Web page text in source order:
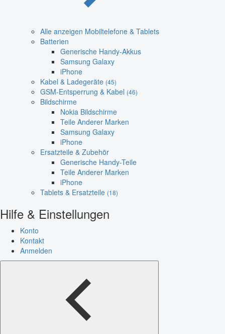
Alle anzeigen Mobiltelefone & Tablets
Batterien
Generische Handy-Akkus
Samsung Galaxy
iPhone
Kabel & Ladegeräte (45)
GSM-Entsperrung & Kabel (46)
Bildschirme
Nokia Bildschirme
Teile Anderer Marken
Samsung Galaxy
iPhone
Ersatzteile & Zubehör
Generische Handy-Teile
Teile Anderer Marken
iPhone
Tablets & Ersatzteile (18)
Hilfe & Einstellungen
Konto
Kontakt
Anmelden